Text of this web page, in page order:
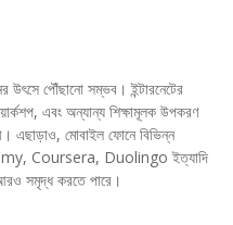
উৎসে পৌঁছানো সম্ভব। ইন্টারনেটের
এবং অন্যান্য শিক্ষামূলক উপকরণ
এছাড়াও, মোবাইল ফোনে বিভিন্ন
Coursera, Duolingo ইত্যাদি
আরও সমৃদ্ধ করতে পারে।